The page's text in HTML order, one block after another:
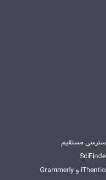
دسترسی مستقیم